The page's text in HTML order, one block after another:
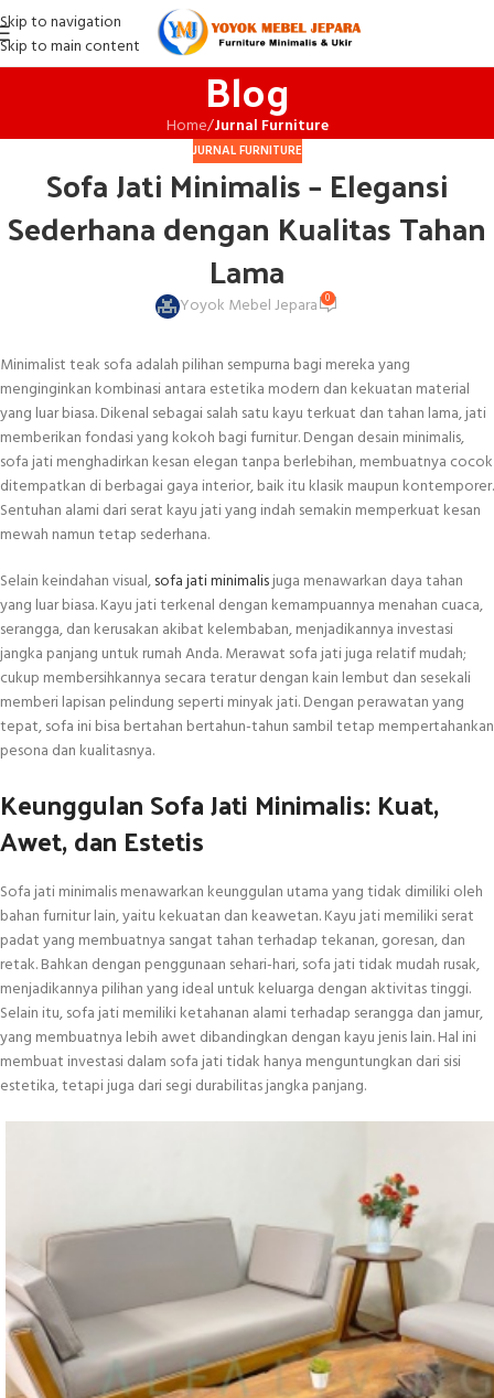
Skip to navigation
Skip to main content
Blog
Home/Jurnal Furniture
JURNAL FURNITURE
Sofa Jati Minimalis – Elegansi
Sederhana dengan Kualitas Tahan
Lama
Yoyok Mebel Jepara 0
Minimalist teak sofa adalah pilihan sempurna bagi mereka yang
menginginkan kombinasi antara estetika modern dan kekuatan material
yang luar biasa. Dikenal sebagai salah satu kayu terkuat dan tahan lama, jati
memberikan fondasi yang kokoh bagi furnitur. Dengan desain minimalis,
sofa jati menghadirkan kesan elegan tanpa berlebihan, membuatnya cocok
ditempatkan di berbagai gaya interior, baik itu klasik maupun kontemporer.
Sentuhan alami dari serat kayu jati yang indah semakin memperkuat kesan
mewah namun tetap sederhana.
Selain keindahan visual,sofa jati minimalisjuga menawarkan daya tahan
yang luar biasa. Kayu jati terkenal dengan kemampuannya menahan cuaca,
serangga, dan kerusakan akibat kelembaban, menjadikannya investasi
jangka panjang untuk rumah Anda. Merawat sofa jati juga relatif mudah;
cukup membersihkannya secara teratur dengan kain lembut dan sesekali
memberi lapisan pelindung seperti minyak jati. Dengan perawatan yang
tepat, sofa ini bisa bertahan bertahun-tahun sambil tetap mempertahankan
pesona dan kualitasnya.
Keunggulan Sofa Jati Minimalis: Kuat,
Awet, dan Estetis
Sofa jati minimalis menawarkan keunggulan utama yang tidak dimiliki oleh
bahan furnitur lain, yaitu kekuatan dan keawetan. Kayu jati memiliki serat
padat yang membuatnya sangat tahan terhadap tekanan, goresan, dan
retak. Bahkan dengan penggunaan sehari-hari, sofa jati tidak mudah rusak,
menjadikannya pilihan yang ideal untuk keluarga dengan aktivitas tinggi.
Selain itu, sofa jati memiliki ketahanan alami terhadap serangga dan jamur,
yang membuatnya lebih awet dibandingkan dengan kayu jenis lain. Hal ini
membuat investasi dalam sofa jati tidak hanya menguntungkan dari sisi
estetika, tetapi juga dari segi durabilitas jangka panjang.